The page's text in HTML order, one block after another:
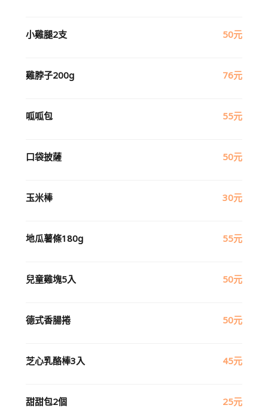
小雞腿2支 50元
雞脖子200g 76元
呱呱包 55元
口袋披薩 50元
玉米棒 30元
地瓜薯條180g 55元
兒童雞塊5入 50元
德式香腸捲 50元
芝心乳酪棒3入 45元
甜甜包2個 25元